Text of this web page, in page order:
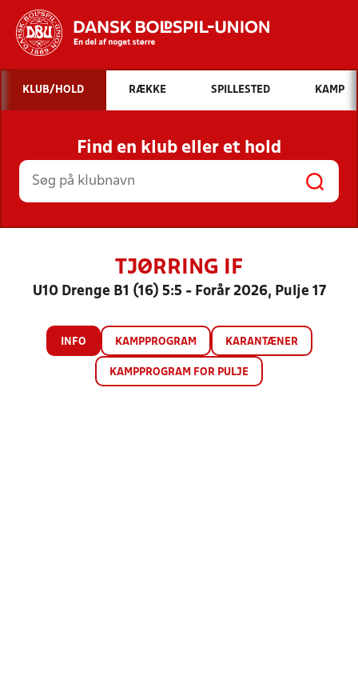
Hvad vil du søge efter?
INDHOLD OG NYHEDER
STILLINGER, RESULTATER, KLUBBER OG
HOLD
KLUB/HOLD RÆKKE SPILLESTED KAMP
Find en klub eller et hold
TJØRRING IF
U10 Drenge B1 (16) 5:5 - Forår 2026, Pulje 17
INFO KAMPPROGRAM KARANTÆNER
KAMPPROGRAM FOR PULJE